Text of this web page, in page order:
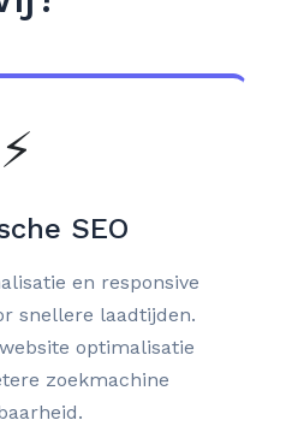
⚡
SEO
en responsive
snellere laadtijden.
optimalisatie
zoekmachine